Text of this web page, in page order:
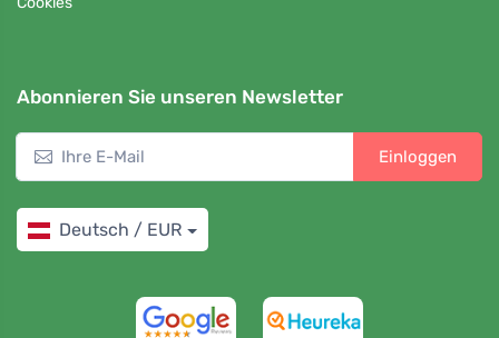
Abonnieren Sie unseren Newsletter
Einloggen
Deutsch / EUR